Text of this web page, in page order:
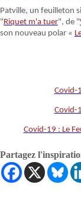
Patville, un feuilleton
" Riquet m'a tuer", de "
son nouveau polar «
Covid-
Covid-
Covid-19 : Le
Partagez